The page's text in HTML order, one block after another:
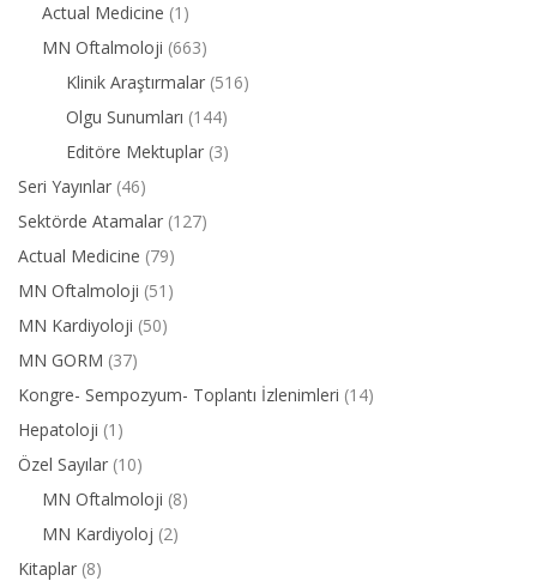
Actual Medicine (1)
MN Oftalmoloji (663)
Klinik Araştırmalar (516)
Olgu Sunumları (144)
Editöre Mektuplar (3)
Seri Yayınlar (46)
Sektörde Atamalar (127)
Actual Medicine (79)
MN Oftalmoloji (51)
MN Kardiyoloji (50)
MN GORM (37)
Kongre- Sempozyum- Toplantı İzlenimleri (14)
Hepatoloji (1)
Özel Sayılar (10)
MN Oftalmoloji (8)
MN Kardiyoloj (2)
Kitaplar (8)